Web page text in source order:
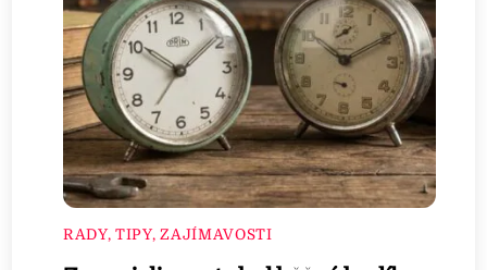
RADY, TIPY, ZAJÍMAVOSTI